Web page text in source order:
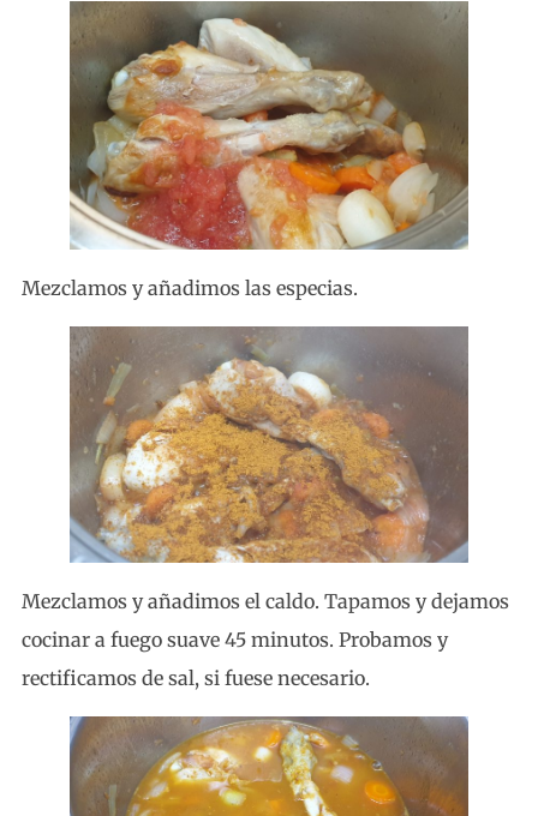
Mezclamos y añadimos las especias.
Mezclamos y añadimos el caldo. Tapamos y dejamos
cocinar a fuego suave 45 minutos. Probamos y
rectificamos de sal, si fuese necesario.